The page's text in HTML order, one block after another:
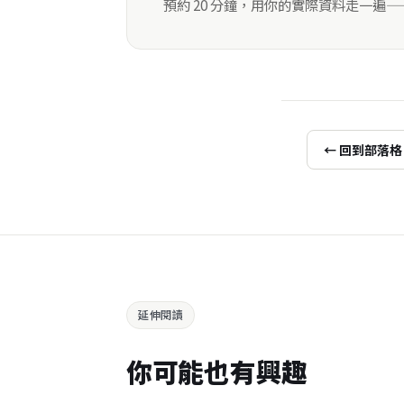
預約 20 分鐘，用你的實際資料走一遍
← 回到部落格
延伸閱讀
你可能也有興趣